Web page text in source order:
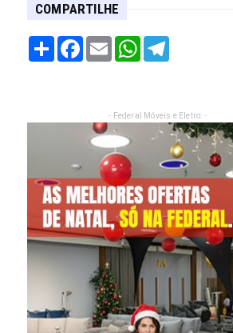
COMPARTILHE
Share Facebook
Email WhatsApp
- Federal Móveis e Eletro: -